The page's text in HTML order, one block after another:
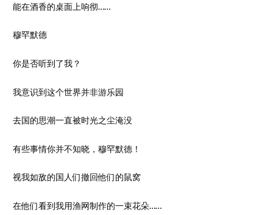
能在酒香的桌面上响彻……
穆罕默德
你是否听到了我？
我意识到这个世界并非游乐园
去国的思潮一直被时光之尘淹没
有些事情你并不知晓，穆罕默德！
视我如敌的国人们撤回他们的鼠窝
在他们看到我用渔网制作的一束花朵……